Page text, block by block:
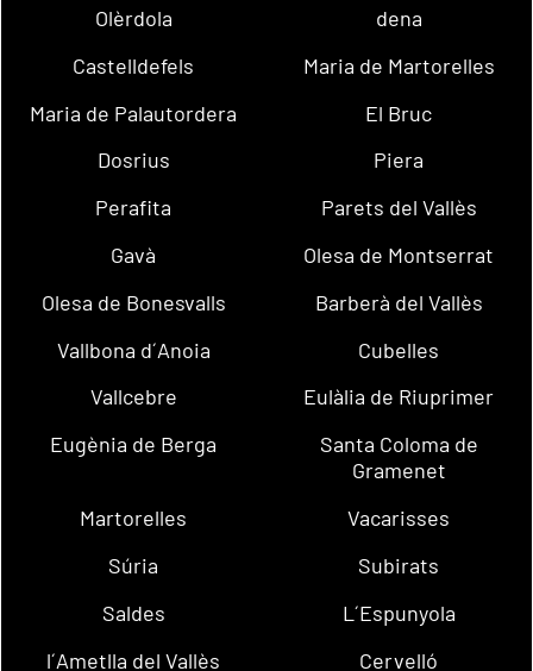
Olèrdola
dena
Castelldefels
Maria de Martorelles
Maria de Palautordera
El Bruc
Dosrius
Piera
Perafita
Parets del Vallès
Gavà
Olesa de Montserrat
Olesa de Bonesvalls
Barberà del Vallès
Vallbona d´Anoia
Cubelles
Vallcebre
Eulàlia de Riuprimer
Eugènia de Berga
Santa Coloma de
Gramenet
Martorelles
Vacarisses
Súria
Subirats
Saldes
L´Espunyola
l´Ametlla del Vallès
Cervelló